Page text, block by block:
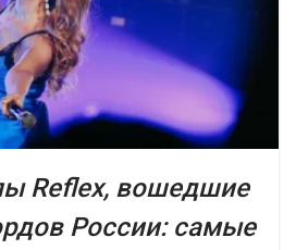
Reflex, вошедшие
России: самые